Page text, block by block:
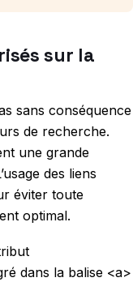
sur la
sans conséquence
de recherche.
une grande
des liens
éviter toute
optimal.
dans la balise <a>